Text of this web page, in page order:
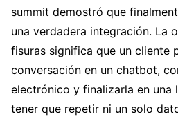
summit demostró que
una verdadera integración. La
fisuras significa que un cliente
conversación en un chatbot,
electrónico y finalizarla en una
tener que repetir ni un solo